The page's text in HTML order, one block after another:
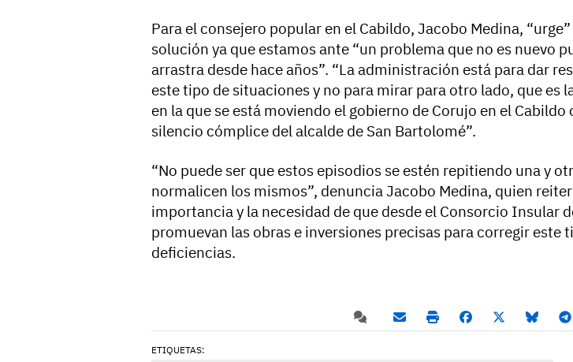
Para el consejero popular en el Cabildo, Jacobo Medina,
solución ya que estamos ante “un problema que no es nuevo
arrastra desde hace años”. “La administración está para dar
este tipo de situaciones y no para mirar para otro lado, que es
en la que se está moviendo el gobierno de Corujo en el Cabildo
silencio cómplice del alcalde de San Bartolomé”.
“No puede ser que estos episodios se estén repitiendo una y
normalicen los mismos”, denuncia Jacobo Medina, quien
importancia y la necesidad de que desde el Consorcio Insular
promuevan las obras e inversiones precisas para corregir este
deficiencias.
ETIQUETAS: